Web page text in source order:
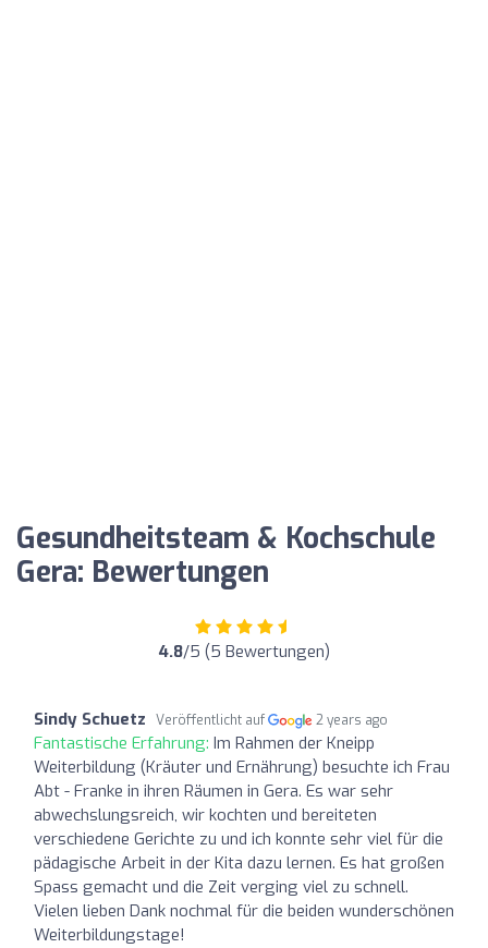
Gesundheitsteam & Kochschule
Gera: Bewertungen
4.8/5 (5 Bewertungen)
Sindy Schuetz Veröffentlicht auf 2 years ago
Fantastische Erfahrung: Im Rahmen der Kneipp
Weiterbildung (Kräuter und Ernährung) besuchte ich Frau
Abt - Franke in ihren Räumen in Gera. Es war sehr
abwechslungsreich, wir kochten und bereiteten
verschiedene Gerichte zu und ich konnte sehr viel für die
pädagische Arbeit in der Kita dazu lernen. Es hat großen
Spass gemacht und die Zeit verging viel zu schnell.
Vielen lieben Dank nochmal für die beiden wunderschönen
Weiterbildungstage!